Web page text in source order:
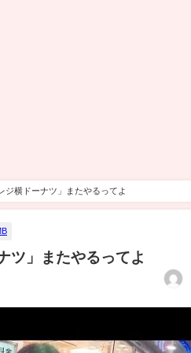
ジ横ドーナツ」またやるってよ
ツ」またやるってよ